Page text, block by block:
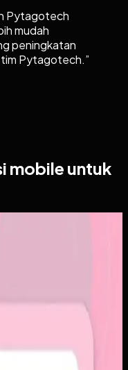
Pytagotech
mudah
peningkatan
tim Pytagotech.”
mobile untuk
momen personal
dan tekanan
membutuhkan